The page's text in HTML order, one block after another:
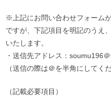
※上記にお問い合わせフォーム
ですが、下記項目を明記のうえ
いたします。
・送信先アドレス：soumu196
（送信の際は＠を半角にしてく
（記載必要項目）